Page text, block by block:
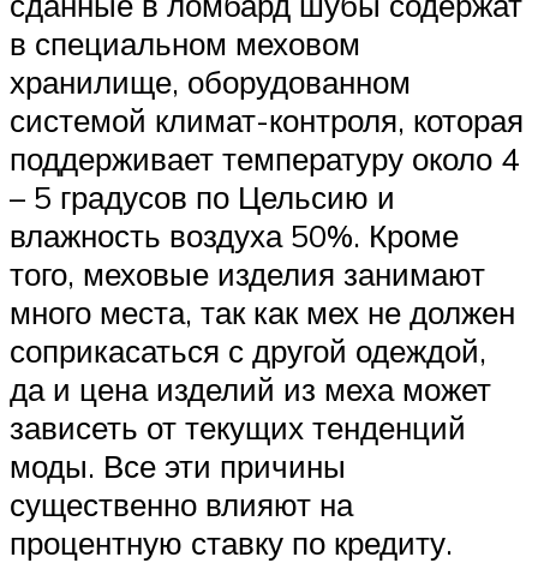
в специальном меховом
хранилище, оборудованном
системой климат-контроля, которая
поддерживает температуру около 4
– 5 градусов по Цельсию и
влажность воздуха 50%. Кроме
того, меховые изделия занимают
много места, так как мех не должен
соприкасаться с другой одеждой,
да и цена изделий из меха может
зависеть от текущих тенденций
моды. Все эти причины
существенно влияют на
процентную ставку по кредиту.